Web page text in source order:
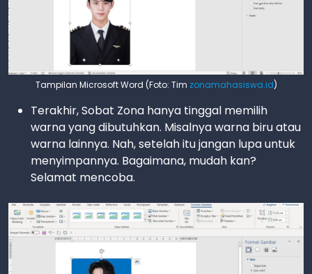
Tampilan Microsoft Word (Foto: Tim zonamahasiswa.id)
Terakhir, Sobat Zona hanya tinggal memilih
warna yang dibutuhkan. Misalnya warna biru atau
warna lainnya. Nah, setelah itu jangan lupa untuk
menyimpannya. Bagaimana, mudah kan?
Selamat mencoba.